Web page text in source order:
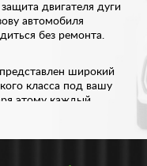
двигателя дуги
автомобиля
без ремонта.
широкий
класса под вашу
этому каждый
под свои требования.